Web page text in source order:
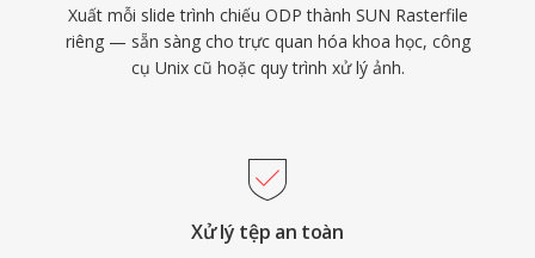
Xuất mỗi slide trình chiếu ODP thành SUN Rasterfile
riêng — sẵn sàng cho trực quan hóa khoa học, công
cụ Unix cũ hoặc quy trình xử lý ảnh.
Xử lý tệp an toàn